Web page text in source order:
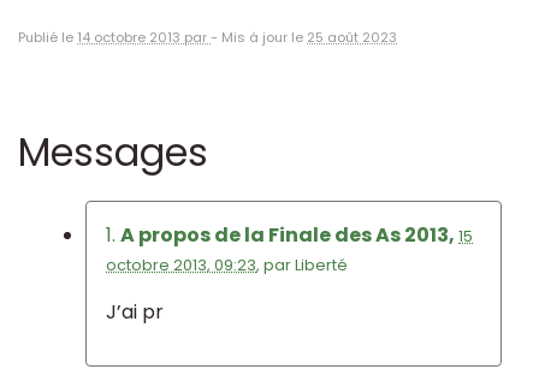
Publié le 14 octobre 2013 par- Mis à jour le 25 août 2023
Messages
1. A propos de la Finale des As 2013, 15
octobre 2013, 09:23, parLiberté
J’ai pr